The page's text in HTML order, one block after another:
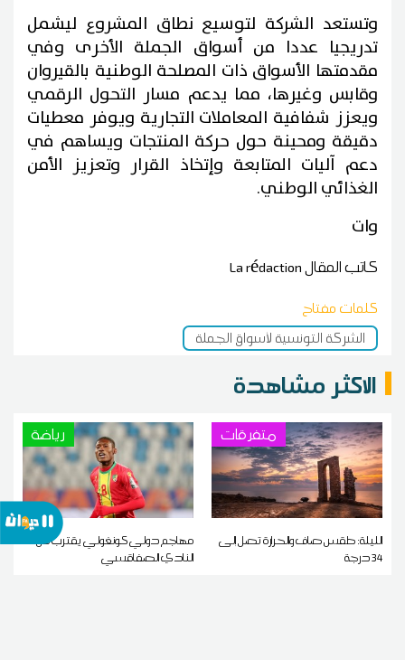
وتستعد الشركة لتوسيع نطاق المشروع ليشمل
تدريجيا عددا من أسواق الجملة الأخرى وفي
مقدمتها الأسواق ذات المصلحة الوطنية بالقيروان
وقابس وغيرها، مما يدعم مسار التحول الرقمي
ويعزز شفافية المعاملات التجارية ويوفر معطيات
دقيقة ومحينة حول حركة المنتجات ويساهم في
دعم آليات المتابعة وإتخاذ القرار وتعزيز الأمن
الغذائي الوطني.
وات
كاتب المقالLa rédaction
كلمات مفتاح
الشركة التونسية لأسواق الجملة
الاكثر مشاهدة
متفرقات
الليلة: طقس صاف والحرارة تصل إلى
34 درجة
رياضة
مهاجم دولي كونغولي يقترب من
النادي الصفاقسي